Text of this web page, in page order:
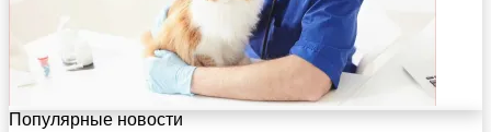
Популярные новости